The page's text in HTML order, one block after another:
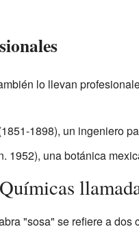
lo llevan
1898), un ingeniero
1952), una botánica
"sosa" se refiere a dos